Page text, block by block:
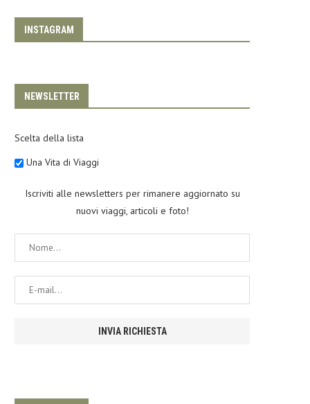
INSTAGRAM
NEWSLETTER
Scelta della lista
Una Vita di Viaggi
Iscriviti alle newsletters per rimanere aggiornato su
nuovi viaggi, articoli e foto!